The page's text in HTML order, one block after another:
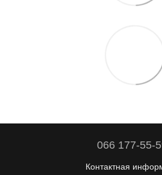
066 177-55-
Контактная